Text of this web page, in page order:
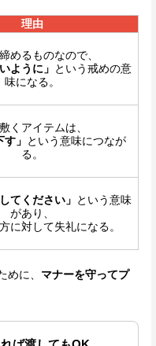
理由
めるものなので、
ように」 という戒めの意
味になる。
くアイテムは、
」 という意味につなが
る。
てください」 という意味
があり、
に対して失礼になる。
に、 マナーを守ってプ